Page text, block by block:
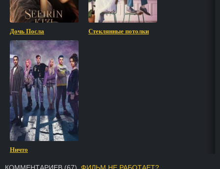
Дочь Посла Стеклянные потолки
Ничто